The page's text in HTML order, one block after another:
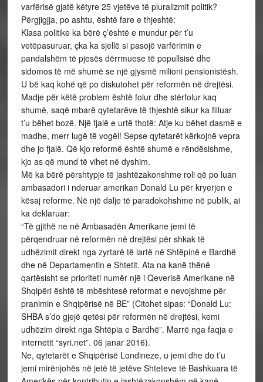
varfërisë gjatë këtyre 25 vjetëve të pluralizmit politik?
Përgjigjja, po ashtu, është fare e thjeshtë:
Klasa politike ka bërë ç’është e mundur për t’u
vetëpasuruar, çka ka sjellë si pasojë varfërimin e
pandalshëm të pjesës dërrmuese të popullsisë dhe
sidomos të më shumë se një gjysmë milioni pensionistësh.
U bë kaq kohë që po diskutohet për reformën në drejtësi.
Madje për këtë problem është folur dhe stërfolur kaq
shumë, saqë mbarë qytetarëve të thjeshtë sikur ka filluar
t’u bëhet bozë. Një fjalë e urtë thotë: Atje ku bëhet dasmë e
madhe, merr lugë të vogël! Sepse qytetarët kërkojnë vepra
dhe jo fjalë. Që kjo reformë është shumë e rëndësishme,
kjo as që mund të vihet në dyshim.
Më ka bërë përshtypje të jashtëzakonshme roli që po luan
ambasadori i nderuar amerikan Donald Lu për kryerjen e
kësaj reforme. Në një dalje të paradokohshme në publik, ai
ka deklaruar:
“Të gjithë ne në Ambasadën Amerikane jemi të
përqendruar në reformën në drejtësi për shkak të
udhëzimit direkt nga zyrtarë të lartë në Shtëpinë e Bardhë
dhe në Departamentin e Shtetit. Ata na kanë thënë
qartësisht se prioriteti numër një i Qeverisë Amerikane në
Shqipëri është të mbështesë reformat e nevojshme për
pranimin e Shqipërisë në BE” (Citohet sipas: “Donald Lu:
SHBA s’do gjejë qetësi për reformën në drejtësi, kemi
udhëzim direkt nga Shtëpia e Bardhë”. Marrë nga faqja e
internetit “syri.net”. 06 janar 2016).
Ne, qytetarët e Shqipërisë Londineze, u jemi dhe do t’u
jemi mirënjohës në jetë të jetëve Shteteve të Bashkuara të